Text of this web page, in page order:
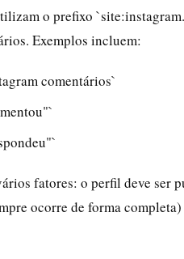
o prefixo
Exemplos incluem:
comentários`
fatores: o perfil deve ser
ocorre de forma